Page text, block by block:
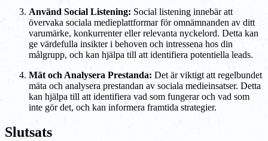
Använd Social Listening: Social listening innebär att
övervaka sociala medieplattformar för omnämnanden av ditt
varumärke, konkurrenter eller relevanta nyckelord. Detta kan
ge värdefulla insikter i behoven och intressena hos din
målgrupp, och kan hjälpa till att identifiera potentiella leads.
Mät och Analysera Prestanda: Det är viktigt att regelbundet
mäta och analysera prestandan av sociala medieinsatser. Detta
kan hjälpa till att identifiera vad som fungerar och vad som
inte gör det, och kan informera framtida strategier.
Slutsats